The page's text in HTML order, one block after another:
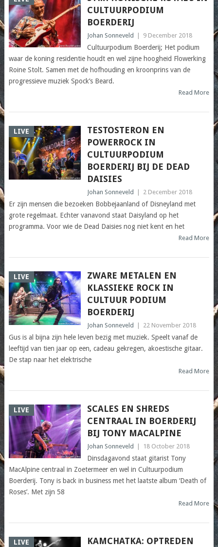
CULTUURPODIUM
BOERDERIJ
Johan Sonneveld 9 December 2018
Cultuurpodium Boerderij; Het podium
waar de koning residentie houdt en wel zijne hoogheid Flowerking
Roine Stolt. Samen met de hofhouding en kroonprins van de
progressieve muziek Spock’s Beard.
Read More
LIVE
TESTOSTERON EN
POWERROCK IN
CULTUURPODIUM
BOERDERIJ BIJ DE DEAD
DAISIES
Johan Sonneveld 2 December 2018
Er zijn mensen die bezoeken Bobbejaanland of Disneyland met
grote regelmaat. Echter vanavond staat Daisyland op het
programma. Voor wie de Dead Daisies nog niet kent en het
Read More
LIVE
ZWARE METALEN EN
KLASSIEKE ROCK IN
CULTUUR PODIUM
BOERDERIJ
Johan Sonneveld 22 November 2018
Gus is al bijna zijn hele leven bezig met muziek. Speelt vanaf de
leeftijd van tien jaar op een, cadeau gekregen, akoestische gitaar.
De stap naar het elektrische
Read More
LIVE
SCALES EN SHREDS
CENTRAAL IN BOERDERIJ
BIJ TONY MACALPINE
Johan Sonneveld 18 October 2018
Dinsdagavond staat gitarist Tony
MacAlpine centraal in Zoetermeer en wel in Cultuurpodium
Boerderij. Tony is back in business met het laatste album ‘Death of
Roses’. Met zijn 58
Read More
LIVE
KAMCHATKA: OPTREDEN